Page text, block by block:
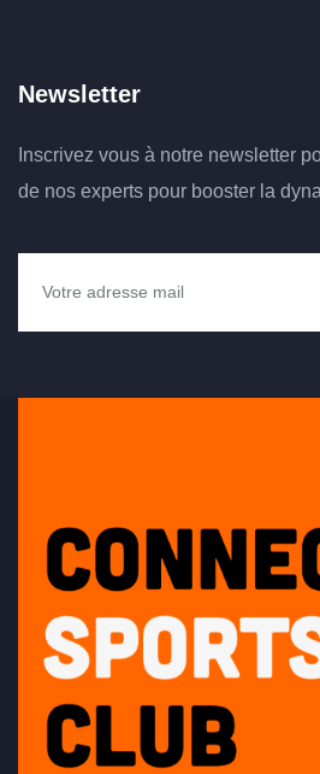
Newsletter
Inscrivez vous à notre newsletter
de nos experts pour booster la